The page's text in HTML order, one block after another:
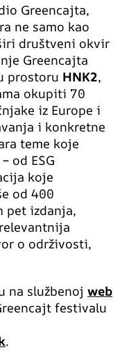
Greencajta,
ne samo kao
društveni okvir
Greencajta
prostoru HNK2,
okupiti 70
iz Europe i
i konkretne
teme koje
od ESG
koje
od 400
pet izdanja,
o održivosti,
na službenoj web
festivalu
.